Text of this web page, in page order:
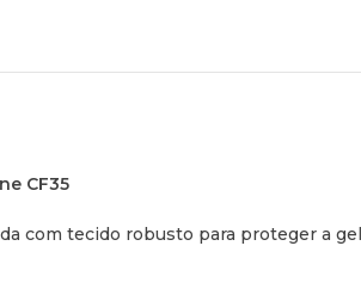
CF35
com tecido robusto para proteger a